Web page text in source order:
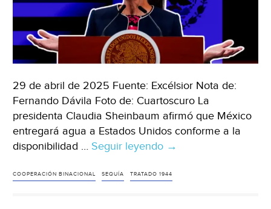
29 de abril de 2025 Fuente: Excélsior Nota de:
Fernando Dávila Foto de: Cuartoscuro La
presidenta Claudia Sheinbaum afirmó que México
entregará agua a Estados Unidos conforme a la
disponibilidad … Seguir leyendo México
Se
→
COOPERACIÓN BINACIONAL SEQUÍA TRATADO 1944